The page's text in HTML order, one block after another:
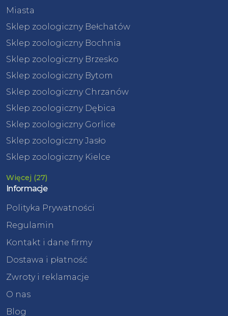
Miasta
Sklep zoologiczny Bełchatów
Sklep zoologiczny Bochnia
Sklep zoologiczny Brzesko
Sklep zoologiczny Bytom
Sklep zoologiczny Chrzanów
Sklep zoologiczny Dębica
Sklep zoologiczny Gorlice
Sklep zoologiczny Jasło
Sklep zoologiczny Kielce
Więcej (27)
Informacje
Polityka Prywatności
Regulamin
Kontakt i dane firmy
Dostawa i płatność
Zwroty i reklamacje
O nas
Blog